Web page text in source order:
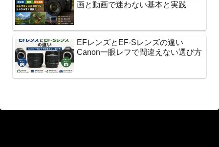
画と動画で迷わない基本と実践
EFレンズとEF-Sレンズの違い
Canon一眼レフで間違えない選び方